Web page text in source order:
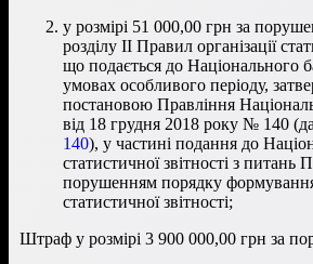
у розмірі 51 000,00 грн за
розділу ІІ Правил організації
що подається до Національного
умовах особливого періоду,
постановою Правління
від 18 грудня 2018 року № 140
140), у частині подання до
статистичної звітності з
порушенням порядку
статистичної звітності;
Штраф у розмірі 3 900 000,00 грн за